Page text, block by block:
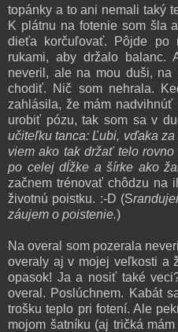
topánky a to ani nemali taký
K plátnu na fotenie som šla
dieťa korčuľovať. Pôjde po
rukami, aby držalo balanc.
neveril, ale na mou duši,
chodiť. Nič som nehrala.
zahlásila, že mám
urobiť pózu, tak som sa v
učiteľku tanca: Ľubi, vďaka
viem ako tak držať telo rovno
po celej dĺžke a šírke ako
začnem trénovať chôdzu na
životnú poistku. :-D (S
záujem o poistenie.)
Na overal som pozerala
overaly aj v mojej veľkosti a
opasok! Ja a nosiť také
overal. Poslúchnem. Kabát
trošku teplo pri fotení. Ale
mojom šatníku (aj tričká